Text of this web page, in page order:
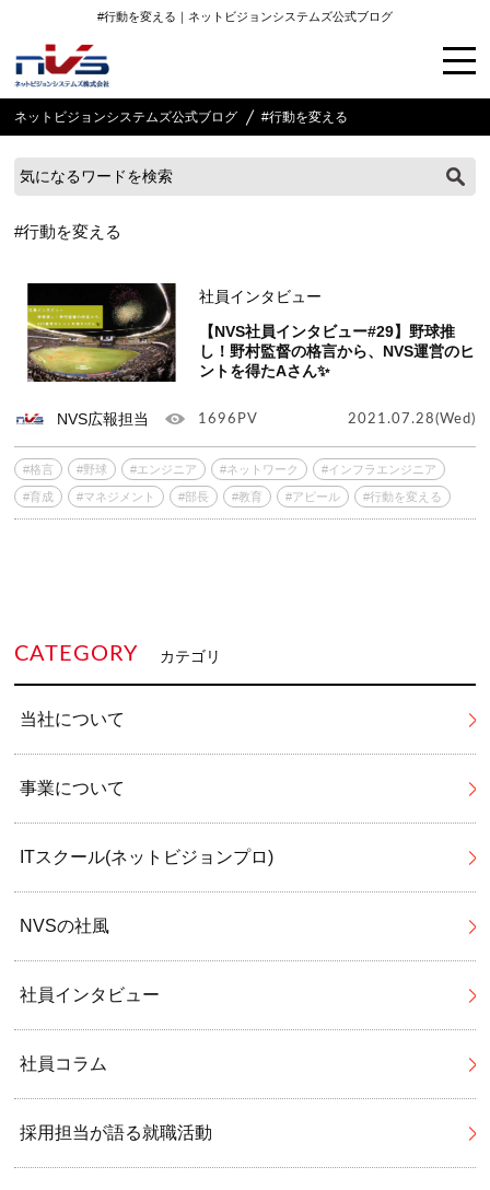
#行動を変える｜ネットビジョンシステムズ公式ブログ
ネットビジョンシステムズ公式ブログ #行動を変える
#行動を変える
社員インタビュー
【NVS社員インタビュー#29】野球推
し！野村監督の格言から、NVS運営のヒ
ントを得たAさん✨
NVS広報担当 1696PV 2021.07.28(Wed)
#格言 #野球 #エンジニア #ネットワーク #インフラエンジニア
#育成 #マネジメント #部長 #教育 #アピール #行動を変える
CATEGORY カテゴリ
当社について
事業について
ITスクール(ネットビジョンプロ)
NVSの社風
社員インタビュー
社員コラム
採用担当が語る就職活動